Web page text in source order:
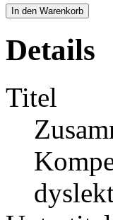
In den Warenkorb
Details
Titel